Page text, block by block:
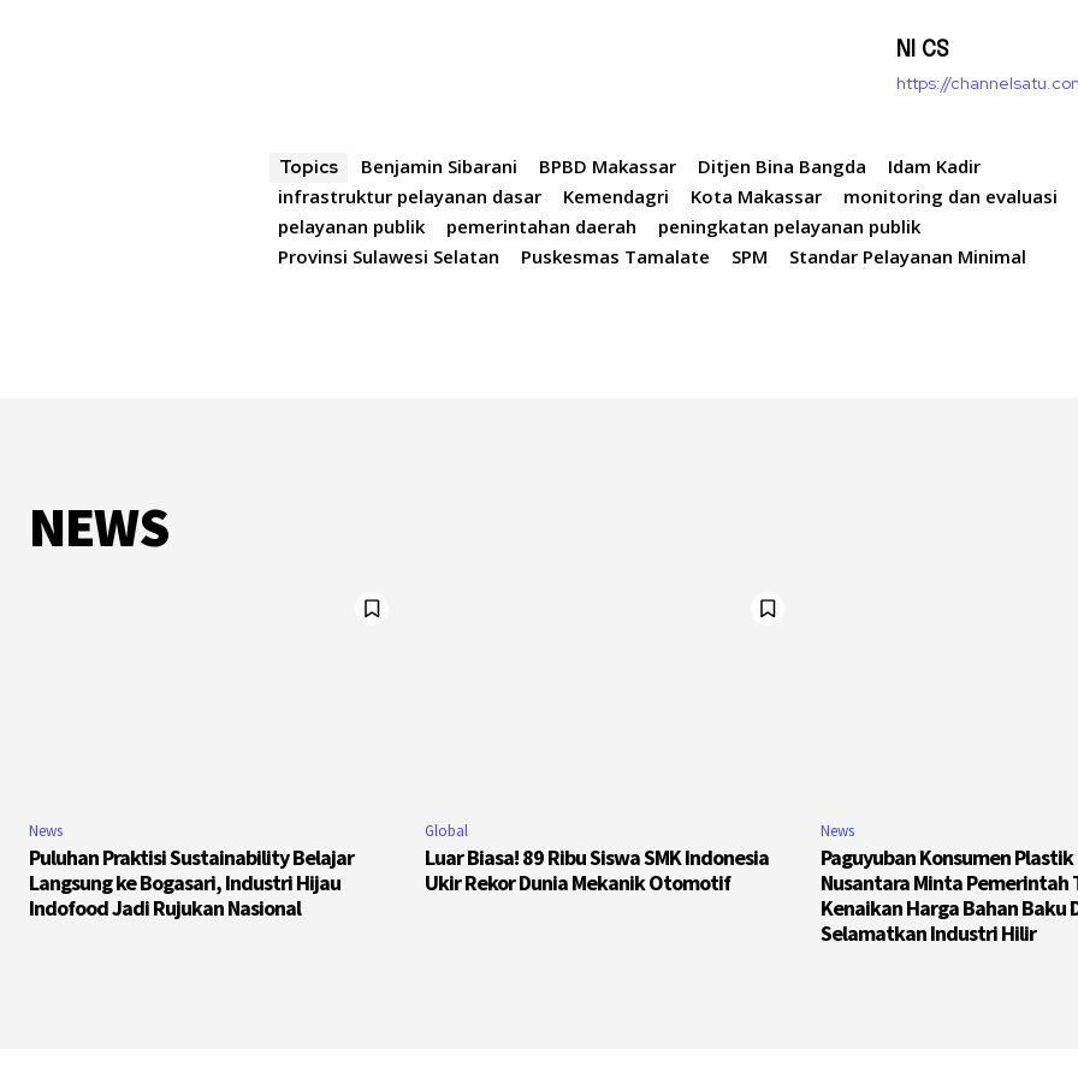
NI CS
https://
Topics Benjamin Sibarani BPBD Makassar Ditjen Bina Bangda
Idam Kadir
infrastruktur pelayanan dasar
Kemendagri Kota Makassar
monitoring dan evaluasi
pelayanan publik
pemerintahan daerah
peningkatan pelayanan publik
Provinsi Sulawesi Selatan
Puskesmas Tamalate SPM Standar Pelayanan Minimal
NEWS
News
Puluhan Praktisi Sustainability Belajar
Langsung ke Bogasari, Industri Hijau
Indofood Jadi Rujukan Nasional
Global
Luar Biasa! 89 Ribu Siswa SMK Indonesia
Ukir Rekor Dunia Mekanik Otomotif
News
Paguyuban Konsumen
Nusantara Minta Pemerintah
Kenaikan Harga Bahan Baku
Selamatkan Industri Hilir